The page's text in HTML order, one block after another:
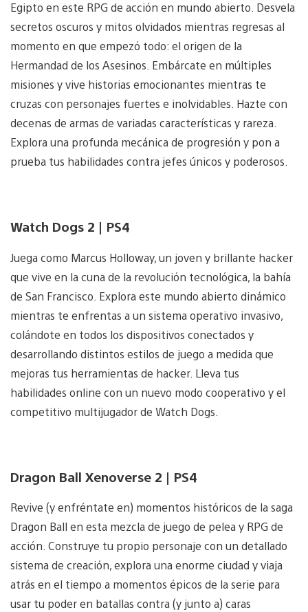
Egipto en este RPG de acción en mundo abierto. Desvela
secretos oscuros y mitos olvidados mientras regresas al
momento en que empezó todo: el origen de la
Hermandad de los Asesinos. Embárcate en múltiples
misiones y vive historias emocionantes mientras te
cruzas con personajes fuertes e inolvidables. Hazte con
decenas de armas de variadas características y rareza.
Explora una profunda mecánica de progresión y pon a
prueba tus habilidades contra jefes únicos y poderosos.
Watch Dogs 2 | PS4
Juega como Marcus Holloway, un joven y brillante hacker
que vive en la cuna de la revolución tecnológica, la bahía
de San Francisco. Explora este mundo abierto dinámico
mientras te enfrentas a un sistema operativo invasivo,
colándote en todos los dispositivos conectados y
desarrollando distintos estilos de juego a medida que
mejoras tus herramientas de hacker. Lleva tus
habilidades online con un nuevo modo cooperativo y el
competitivo multijugador de Watch Dogs.
Dragon Ball Xenoverse 2 | PS4
Revive (y enfréntate en) momentos históricos de la saga
Dragon Ball en esta mezcla de juego de pelea y RPG de
acción. Construye tu propio personaje con un detallado
sistema de creación, explora una enorme ciudad y viaja
atrás en el tiempo a momentos épicos de la serie para
usar tu poder en batallas contra (y junto a) caras